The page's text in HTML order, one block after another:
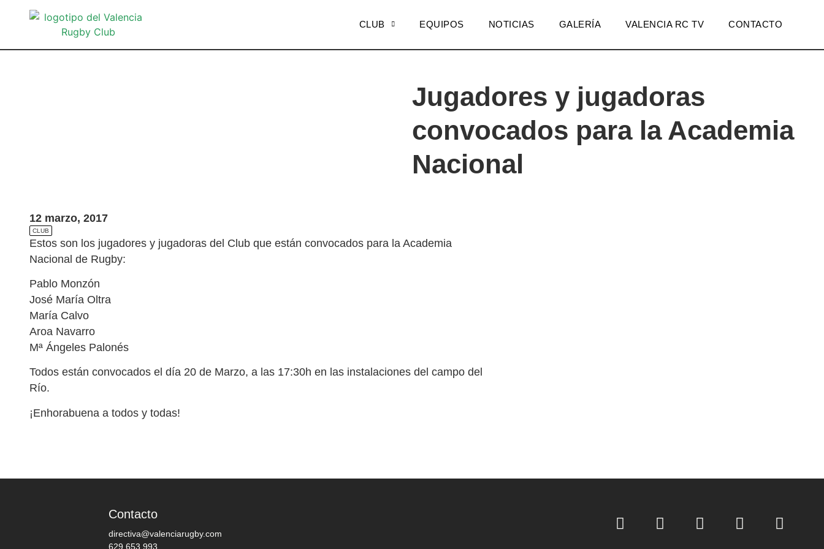
CLUB EQUIPOS NOTICIAS GALERÍA VALENCIA RC TV CONTACTO
Jugadores y jugadoras
convocados para la Academia
Nacional
12 marzo, 2017
CLUB
Estos son los jugadores y jugadoras del Club que están convocados para la Academia
Nacional de Rugby:
Pablo Monzón
José María Oltra
María Calvo
Aroa Navarro
Mª Ángeles Palonés
Todos están convocados el día 20 de Marzo, a las 17:30h en las instalaciones del campo del
Río.
¡Enhorabuena a todos y todas!
Contacto
directiva@valenciarugby.com
629 653 993